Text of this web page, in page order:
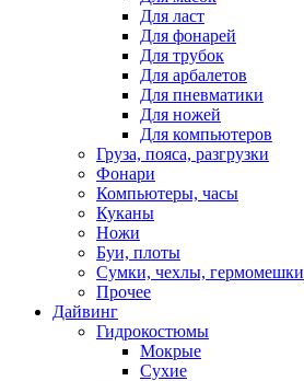
Для ласт
Для фонарей
Для трубок
Для арбалетов
Для пневматики
Для ножей
Для компьютеров
Груза, пояса, разгрузки
Фонари
Компьютеры, часы
Куканы
Ножи
Буи, плоты
Сумки, чехлы, гермомешки
Прочее
Дайвинг
Гидрокостюмы
Мокрые
Сухие